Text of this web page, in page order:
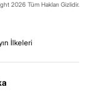
2026 Tüm Hakları Gizlidir.
İlkeleri